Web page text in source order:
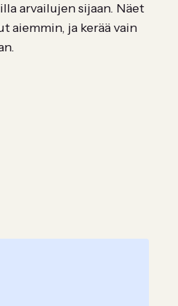
arvailujen sijaan. Näet
aiemmin, ja kerää vain